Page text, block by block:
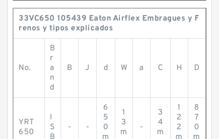
33VC650 105439 Eaton Airflex Embragues y F
renos y tipos explicados
No.
B
r
a
n
d
B J d W a C H D
YRT
650
I
S
B
- -
6
5
0
m
1
3
m
-
3
4
m
1
2
2
m
8
7
0
m